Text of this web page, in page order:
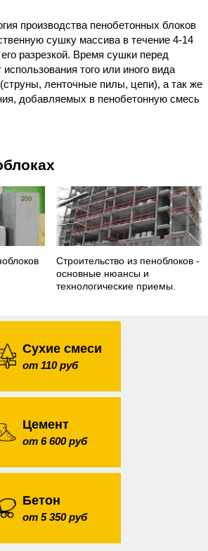
производства пенобетонных блоков
сушку массива в течение 4-14
разрезкой. Время сушки перед
использования того или иного вида
ленточные пилы, цепи), а так же
добавляемых в пенобетонную смесь
Строительство из пеноблоков -
основные нюансы и
технологические приемы.
Сухие смеси
от 110 руб
Цемент
от 6 600 руб
Бетон
от 5 350 руб